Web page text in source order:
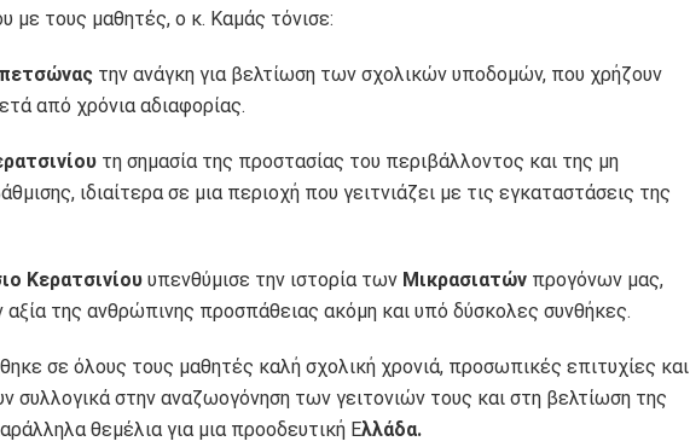
με τους μαθητές, ο κ. Καμάς τόνισε:
την ανάγκη για βελτίωση των σχολικών υποδομών, που χρήζουν
από χρόνια αδιαφορίας.
τη σημασία της προστασίας του περιβάλλοντος και της μη
ιδιαίτερα σε μια περιοχή που γειτνιάζει με τις εγκαταστάσεις της
Κερατσινίου υπενθύμισε την ιστορία των Μικρασιατών προγόνων μας,
αξία της ανθρώπινης προσπάθειας ακόμη και υπό δύσκολες συνθήκες.
σε όλους τους μαθητές καλή σχολική χρονιά, προσωπικές επιτυχίες και
συλλογικά στην αναζωογόνηση των γειτονιών τους και στη βελτίωση της
θεμέλια για μια προοδευτική Ελλάδα.